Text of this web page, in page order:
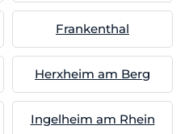
Frankenthal
Herxheim am Berg
Ingelheim am Rhein